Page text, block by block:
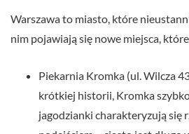
Warszawa to miasto, które
nim pojawiają się nowe miejsca,
Piekarnia Kromka (ul. Wilcza
krótkiej historii, Kromka
jagodzianki charakteryzują się